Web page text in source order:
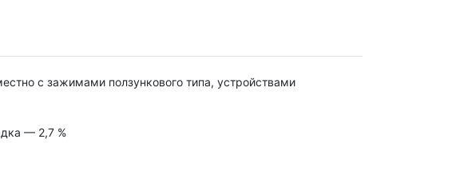
с зажимами ползункового типа, устройствами
— 2,7 %